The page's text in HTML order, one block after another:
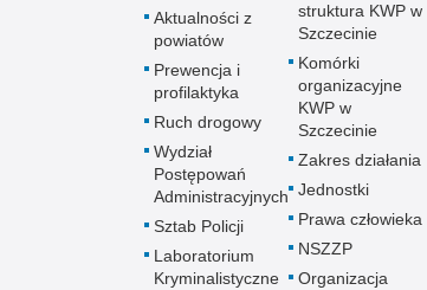
Aktualności z
powiatów
Prewencja i
profilaktyka
Ruch drogowy
Wydział
Postępowań
Administracyjnych
Sztab Policji
Laboratorium
Kryminalistyczne
struktura KWP w
Szczecinie
Komórki
organizacyjne
KWP w
Szczecinie
Zakres działania
Jednostki
Prawa człowieka
NSZZP
Organizacja